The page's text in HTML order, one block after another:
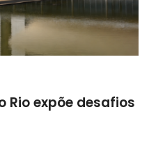
Rio expõe desafios